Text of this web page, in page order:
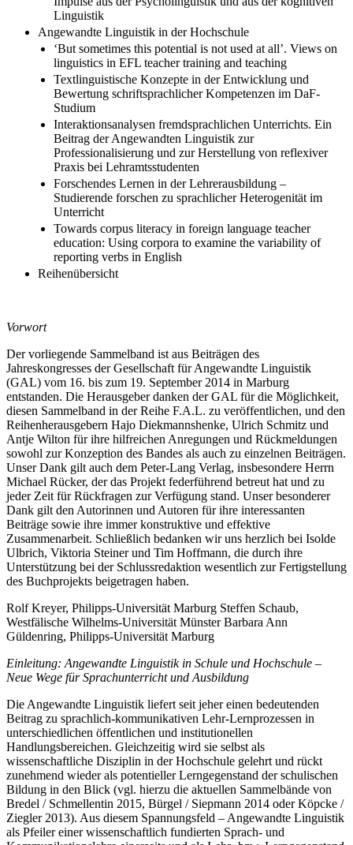
Linguistik
Angewandte Linguistik in der Hochschule
‘But sometimes this potential is not used at all’. Views on
linguistics in EFL teacher training and teaching
Textlinguistische Konzepte in der Entwicklung und
Bewertung schriftsprachlicher Kompetenzen im DaF-
Studium
Interaktionsanalysen fremdsprachlichen Unterrichts. Ein
Beitrag der Angewandten Linguistik zur
Professionalisierung und zur Herstellung von reflexiver
Praxis bei Lehramtsstudenten
Forschendes Lernen in der Lehrerausbildung –
Studierende forschen zu sprachlicher Heterogenität im
Unterricht
Towards corpus literacy in foreign language teacher
education: Using corpora to examine the variability of
reporting verbs in English
Reihenübersicht
Vorwort
Der vorliegende Sammelband ist aus Beiträgen des
Jahreskongresses der Gesellschaft für Angewandte Linguistik
(GAL) vom 16. bis zum 19. September 2014 in Marburg
entstanden. Die Herausgeber danken der GAL für die Möglichkeit,
diesen Sammelband in der Reihe F.A.L. zu veröffentlichen, und den
Reihenherausgebern Hajo Diekmannshenke, Ulrich Schmitz und
Antje Wilton für ihre hilfreichen Anregungen und Rückmeldungen
sowohl zur Konzeption des Bandes als auch zu einzelnen Beiträgen.
Unser Dank gilt auch dem Peter-Lang Verlag, insbesondere Herrn
Michael Rücker, der das Projekt federführend betreut hat und zu
jeder Zeit für Rückfragen zur Verfügung stand. Unser besonderer
Dank gilt den Autorinnen und Autoren für ihre interessanten
Beiträge sowie ihre immer konstruktive und effektive
Zusammenarbeit. Schließlich bedanken wir uns herzlich bei Isolde
Ulbrich, Viktoria Steiner und Tim Hoffmann, die durch ihre
Unterstützung bei der Schlussredaktion wesentlich zur Fertigstellung
des Buchprojekts beigetragen haben.
Rolf Kreyer, Philipps-Universität Marburg Steffen Schaub,
Westfälische Wilhelms-Universität Münster Barbara Ann
Güldenring, Philipps-Universität Marburg
Einleitung: Angewandte Linguistik in Schule und Hochschule –
Neue Wege für Sprachunterricht und Ausbildung
Die Angewandte Linguistik liefert seit jeher einen bedeutenden
Beitrag zu sprachlich-kommunikativen Lehr-Lernprozessen in
unterschiedlichen öffentlichen und institutionellen
Handlungsbereichen. Gleichzeitig wird sie selbst als
wissenschaftliche Disziplin in der Hochschule gelehrt und rückt
zunehmend wieder als potentieller Lerngegenstand der schulischen
Bildung in den Blick (vgl. hierzu die aktuellen Sammelbände von
Bredel / Schmellentin 2015, Bürgel / Siepmann 2014 oder Köpcke /
Ziegler 2013). Aus diesem Spannungsfeld – Angewandte Linguistik
als Pfeiler einer wissenschaftlich fundierten Sprach- und